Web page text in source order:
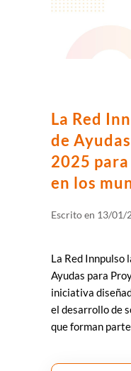
La Red
de
2025
en los
Escrito en 13/01/
La Red Innpulso
Ayudas para
iniciativa
el desarrollo de
que forman